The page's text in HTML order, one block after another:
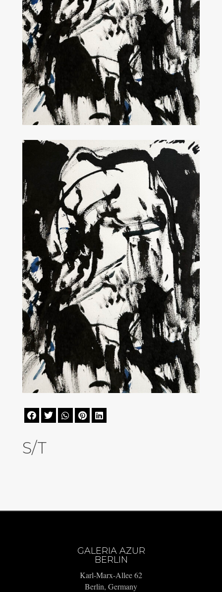
    
S/T
GALERIA AZUR
BERLIN
Karl-Marx-Allee 62
Berlin, Germany